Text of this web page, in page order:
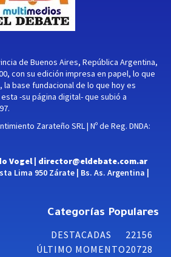
de Buenos Aires, República Argentina,
con su edición impresa en papel, lo que
base fundacional de lo que hoy es
esta -su página digital- que subió a
Zarateño SRL | Nº de Reg. DNDA:
Vogel | director@eldebate.com.ar
Lima 950 Zárate | Bs. As. Argentina |
Categorías Populares
DESTACADAS
22156
ÚLTIMO MOMENTO20728